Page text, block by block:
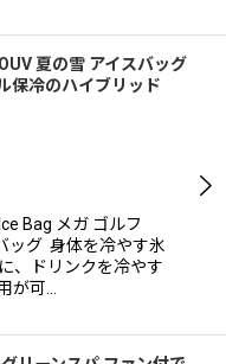
夏の雪 アイスバッグ
保冷のハイブリッド
Bag メガ ゴルフ
ッグ 身体を冷やす氷
、ドリンクを冷やす
が可…